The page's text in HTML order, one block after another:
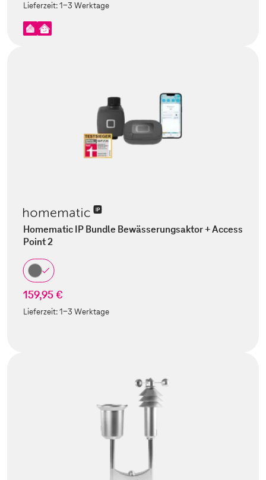
Lieferzeit:1-3 Werktage
Homematic IP Bundle Bewässerungsaktor + Access
Point 2
159,95 €
Lieferzeit:1-3 Werktage